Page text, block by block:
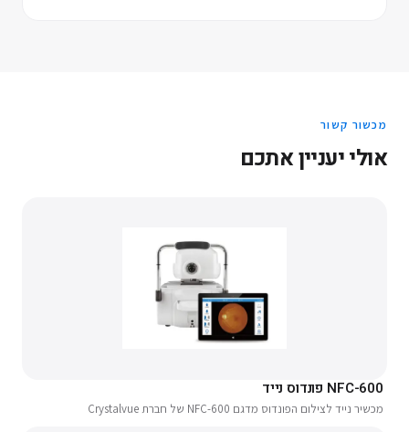
מכשור קשור
אולי יעניין אתכם
NFC-600 פונדוס נייד
מכשיר נייד לצילום הפונדוס מדגם NFC-600 של חברת Crystalvue